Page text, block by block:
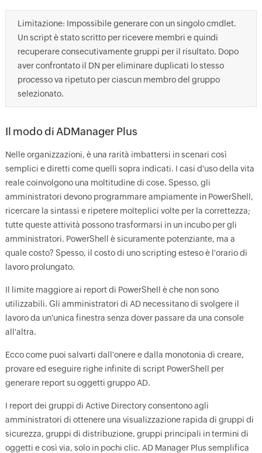
Limitazione: Impossibile generare con un singolo cmdlet.
Un script è stato scritto per ricevere membri e quindi
recuperare consecutivamente gruppi per il risultato. Dopo
aver confrontato il DN per eliminare duplicati lo stesso
processo va ripetuto per ciascun membro del gruppo
selezionato.
Il modo di ADManager Plus
Nelle organizzazioni, è una rarità imbattersi in scenari così
semplici e diretti come quelli sopra indicati. I casi d'uso della vita
reale coinvolgono una moltitudine di cose. Spesso, gli
amministratori devono programmare ampiamente in PowerShell,
ricercare la sintassi e ripetere molteplici volte per la correttezza;
tutte queste attività possono trasformarsi in un incubo per gli
amministratori. PowerShell è sicuramente potenziante, ma a
quale costo? Spesso, il costo di uno scripting esteso è l'orario di
lavoro prolungato.
Il limite maggiore ai report di PowerShell è che non sono
utilizzabili. Gli amministratori di AD necessitano di svolgere il
lavoro da un'unica finestra senza dover passare da una console
all'altra.
Ecco come puoi salvarti dall'onere e dalla monotonia di creare,
provare ed eseguire righe infinite di script PowerShell per
generare report su oggetti gruppo AD.
I report dei gruppi di Active Directory consentono agli
amministratori di ottenere una visualizzazione rapida di gruppi di
sicurezza, gruppi di distribuzione, gruppi principali in termini di
oggetti e così via, solo in pochi clic. AD Manager Plus semplifica